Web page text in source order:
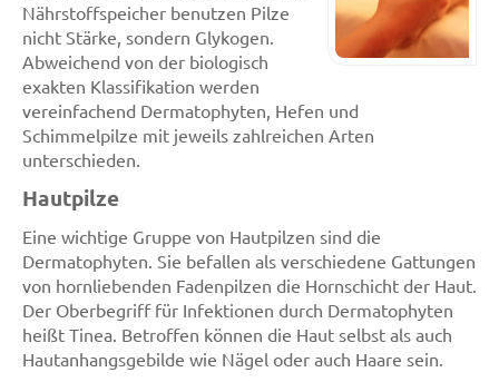
Nährstoffspeicher benutzen Pilze
nicht Stärke, sondern Glykogen.
Abweichend von der biologisch
exakten Klassifikation werden
vereinfachend Dermatophyten, Hefen und
Schimmelpilze mit jeweils zahlreichen Arten
unterschieden.
Hautpilze
Eine wichtige Gruppe von Hautpilzen sind die
Dermatophyten. Sie befallen als verschiedene Gattungen
von hornliebenden Fadenpilzen die Hornschicht der Haut.
Der Oberbegriff für Infektionen durch Dermatophyten
heißt Tinea. Betroffen können die Haut selbst als auch
Hautanhangsgebilde wie Nägel oder auch Haare sein.